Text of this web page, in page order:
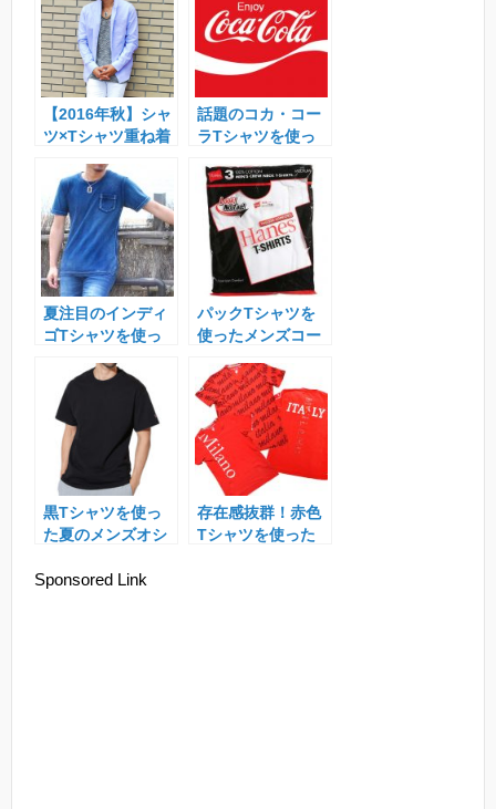
【2016年秋】シャ
ツ×Tシャツ重ね着
集!!
話題のコカ・コー
ラTシャツを使っ
ョンコーディネー
ト
夏注目のインディ
ゴTシャツを使っ
着こなし術！
パックTシャツを
使ったメンズコー
ランドは？
黒Tシャツを使っ
た夏のメンズオシ
すめの着こなし方
存在感抜群！赤色
Tシャツを使った
Sponsored Link